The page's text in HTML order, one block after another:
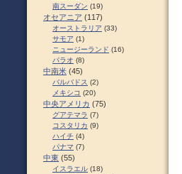
南スーダン (19)
オセアニア (117)
オーストラリア (33)
サモア (1)
ニュージーランド (16)
パラオ (8)
中南米 (45)
バルバドス (2)
メキシコ (20)
中央アメリカ (75)
グアテマラ (7)
コスタリカ (9)
ハイチ (4)
パナマ (7)
中東 (55)
イスラエル (18)